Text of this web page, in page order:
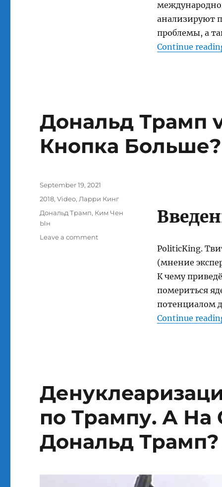
анализируют
проблемы, а
Continue
Дональд Трамп
Кнопка Больше?
PoliticKing.
(мнение
К чему
помериться
потенциалом
Continue
Posted
September 19, 2021
Categories
2018,Video, Ларри Кинг
Tags
Дональд Трамп, Ким Чен
Ын
Leave a commenton
по Трампу. А На
Дональд Трамп?